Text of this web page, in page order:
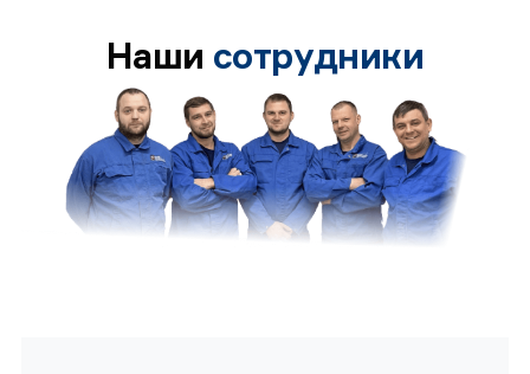
Наши сотрудники